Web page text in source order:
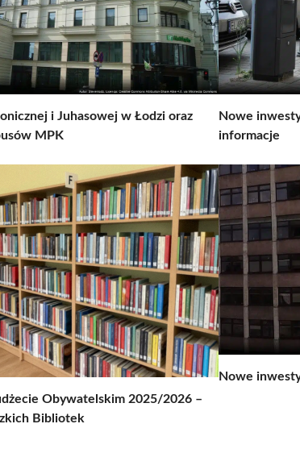
i Juhasowej w Łodzi oraz
MPK
Nowe
informacje
Obywatelskim 2025/2026 –
Bibliotek
Nowe